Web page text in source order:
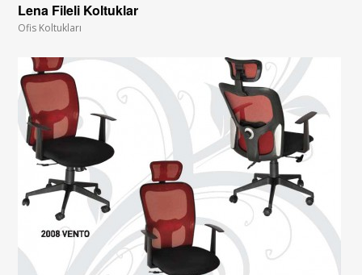
Lena Fileli Koltuklar
Ofis Koltukları